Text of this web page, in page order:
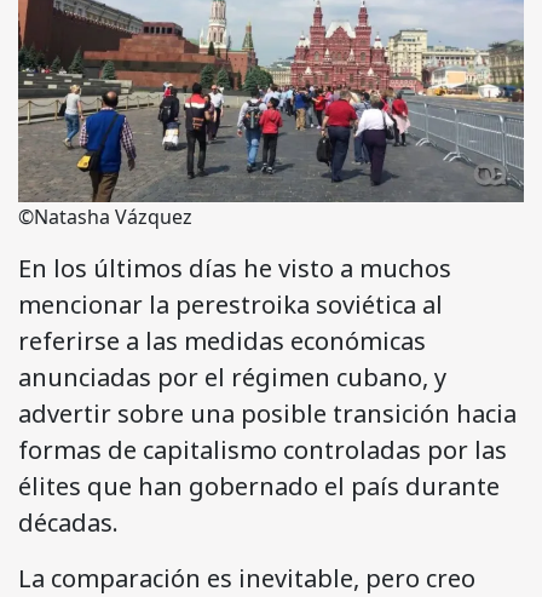
©Natasha Vázquez
En los últimos días he visto a muchos
mencionar la perestroika soviética al
referirse a las medidas económicas
anunciadas por el régimen cubano, y
advertir sobre una posible transición hacia
formas de capitalismo controladas por las
élites que han gobernado el país durante
décadas.
La comparación es inevitable, pero creo